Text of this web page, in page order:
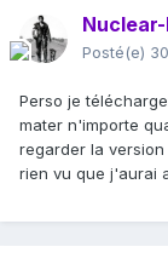
Posté(e)
Perso je
mater n'importe
regarder la
rien vu que j'aurai